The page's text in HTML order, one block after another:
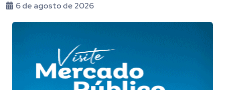
6 de agosto de 2026